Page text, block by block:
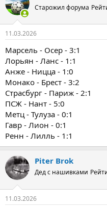
Старожил форума
11.03.2026
Марсель - Осер - 3:1
Лорьян - Ланс - 1:1
Анже - Ницца - 1:0
Монако - Брест - 3:2
Страсбург - Париж - 2:1
ПСЖ - Нант - 5:0
Метц - Тулуза - 0:1
Гавр - Лион - 0:1
Ренн - Лилль - 1:1
Piter Brok
Дед с нашивками
11.03.2026